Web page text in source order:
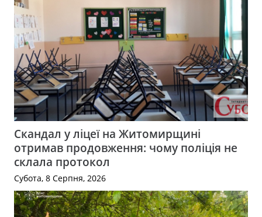
Скандал у ліцеї на Житомирщині
отримав продовження: чому поліція не
склала протокол
Субота, 8 Серпня, 2026